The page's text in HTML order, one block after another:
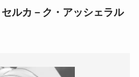
ルカ－ク・アッシェラル